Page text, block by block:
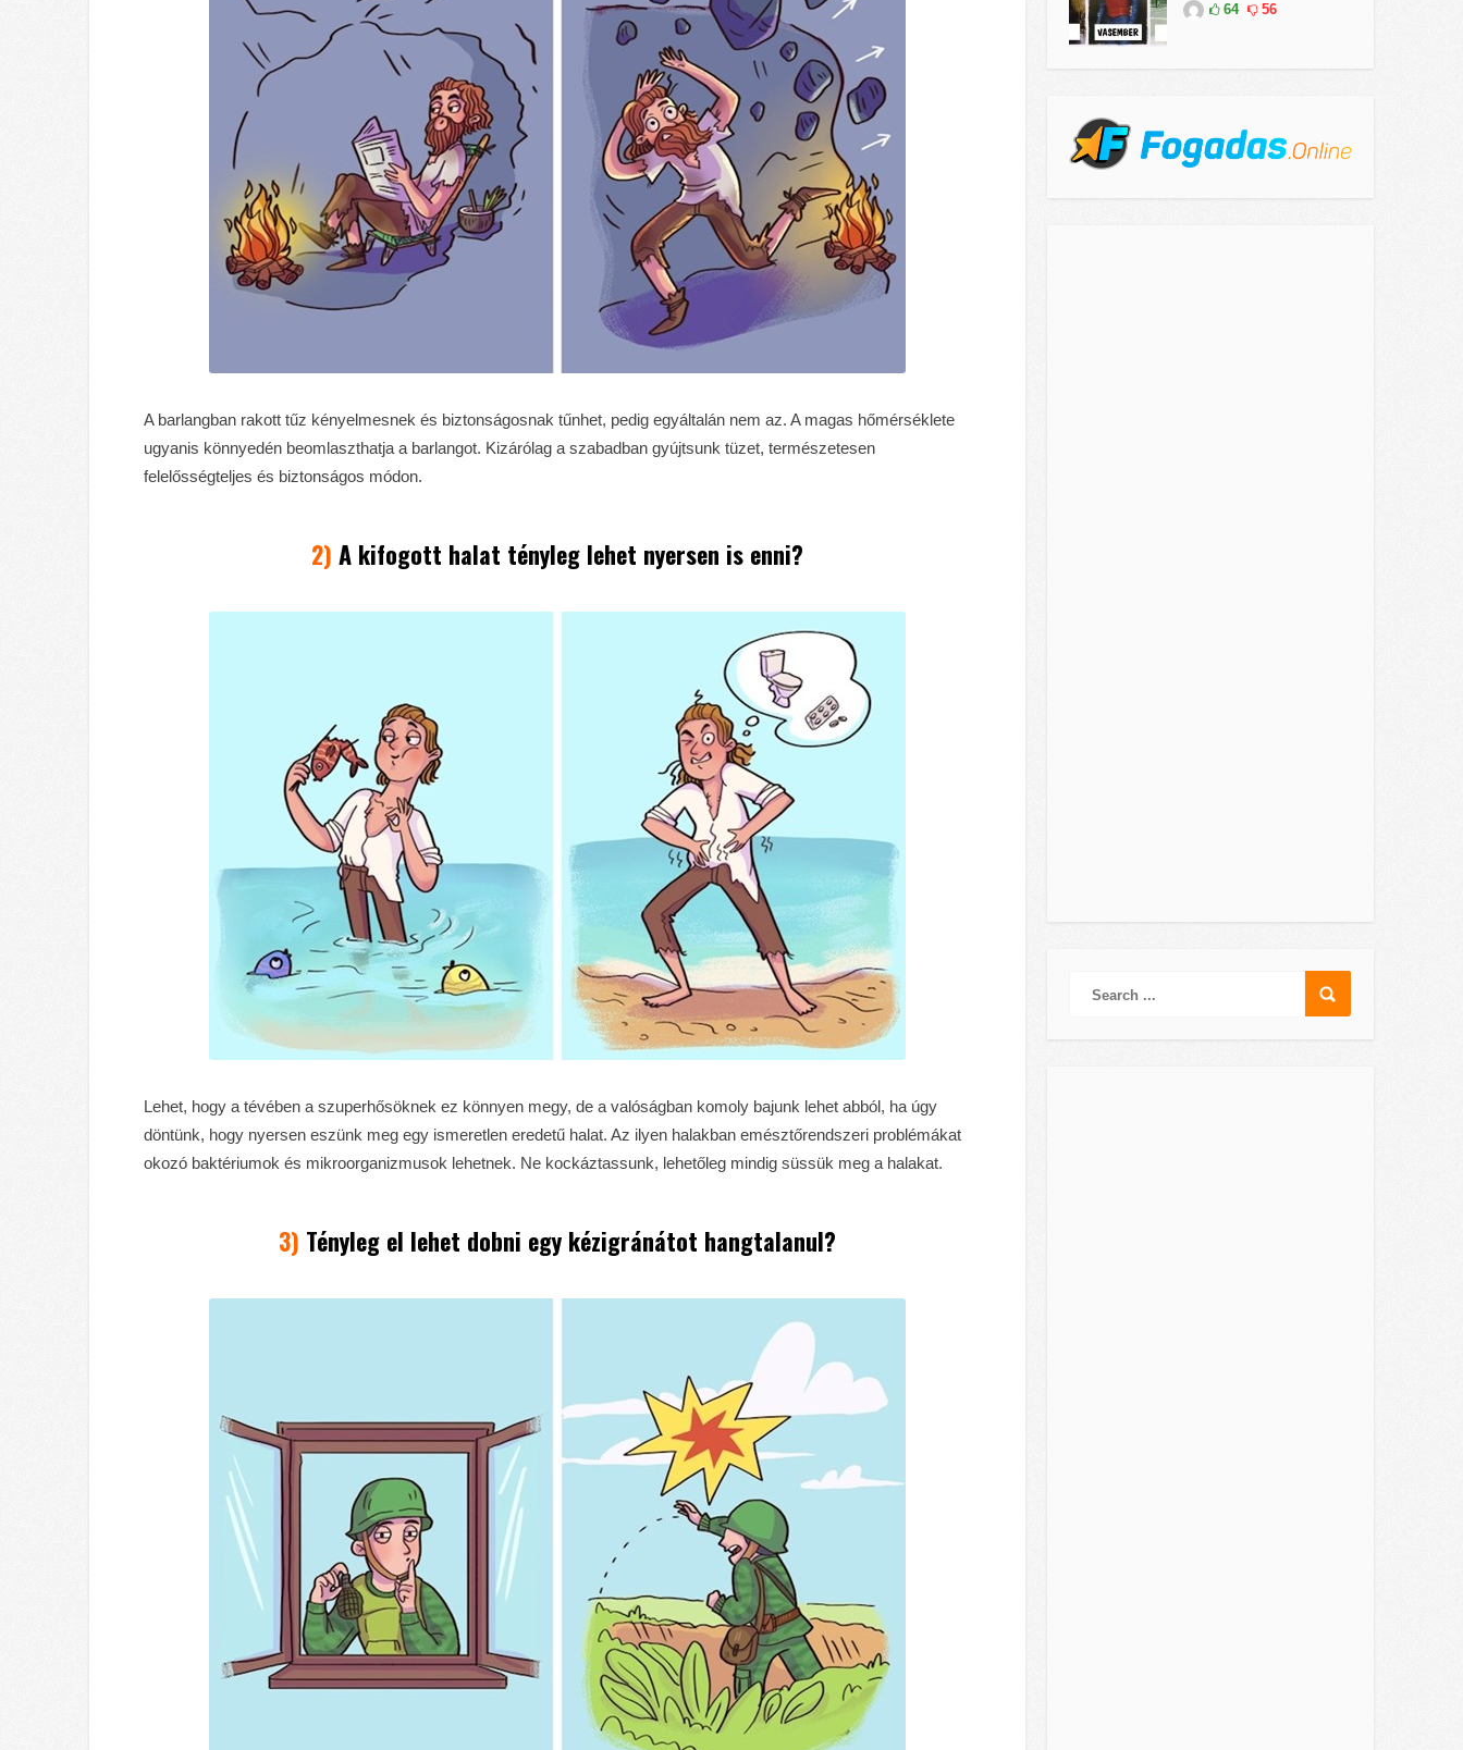
A barlangban rakott tűz kényelmesnek és biztonságosnak tűnhet, pedig egyáltalán nem az. A magas hőmérséklete
ugyanis könnyedén beomlaszthatja a barlangot. Kizárólag a szabadban gyújtsunk tüzet, természetesen
felelősségteljes és biztonságos módon.
2) A kifogott halat tényleg lehet nyersen is enni?
Lehet, hogy a tévében a szuperhősöknek ez könnyen megy, de a valóságban komoly bajunk lehet abból, ha úgy
döntünk, hogy nyersen eszünk meg egy ismeretlen eredetű halat. Az ilyen halakban emésztőrendszeri problémákat
okozó baktériumok és mikroorganizmusok lehetnek. Ne kockáztassunk, lehetőleg mindig süssük meg a halakat.
3) Tényleg el lehet dobni egy kézigránátot hangtalanul?
64 56